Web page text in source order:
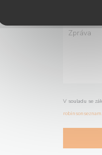
V souladu se